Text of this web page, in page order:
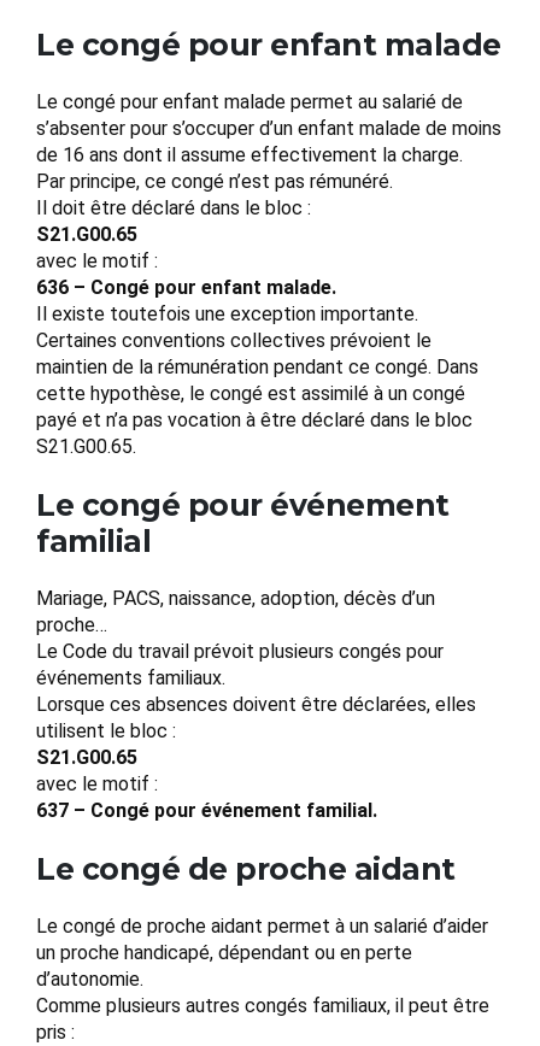
Le congé pour enfant malade
Le congé pour enfant malade permet au salarié de
s’absenter pour s’occuper d’un enfant malade de moins
de 16 ans dont il assume effectivement la charge.
Par principe, ce congé n’est pas rémunéré.
Il doit être déclaré dans le bloc :
S21.G00.65
avec le motif :
636 – Congé pour enfant malade.
Il existe toutefois une exception importante.
Certaines conventions collectives prévoient le
maintien de la rémunération pendant ce congé. Dans
cette hypothèse, le congé est assimilé à un congé
payé et n’a pas vocation à être déclaré dans le bloc
S21.G00.65.
Le congé pour événement
familial
Mariage, PACS, naissance, adoption, décès d’un
proche…
Le Code du travail prévoit plusieurs congés pour
événements familiaux.
Lorsque ces absences doivent être déclarées, elles
utilisent le bloc :
S21.G00.65
avec le motif :
637 – Congé pour événement familial.
Le congé de proche aidant
Le congé de proche aidant permet à un salarié d’aider
un proche handicapé, dépendant ou en perte
d’autonomie.
Comme plusieurs autres congés familiaux, il peut être
pris :